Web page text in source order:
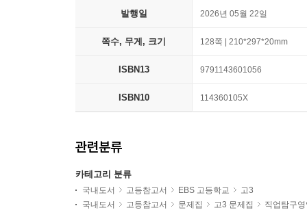
발행일 2026년 05월 22일
쪽수, 무게, 크기 128쪽 | 210*297*20mm
ISBN13 9791143601056
ISBN10 114360105X
관련분류
카테고리 분류
국내도서 고등참고서 EBS 고등학교
고3
국내도서
고등참고서 문제집 고3 문제집 직업탐구